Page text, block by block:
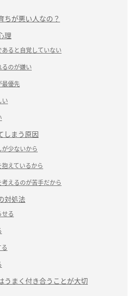
ちが悪い人なの？
理
あると自覚していない
るのが嫌い
最優先
い
しまう原因
が少ないから
抱えているから
考えるのが苦手だから
対処法
せる
る
うまく付き合うことが大切